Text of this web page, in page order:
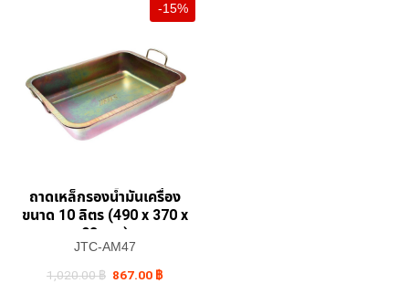
-15%
ถาดเหล็กรองน้ำมันเครื่อง
ขนาด 10 ลิตร (490 x 370 x
93 มม.)
JTC-AM47
1,020.00฿ Original
price
867.00 ฿Current
price